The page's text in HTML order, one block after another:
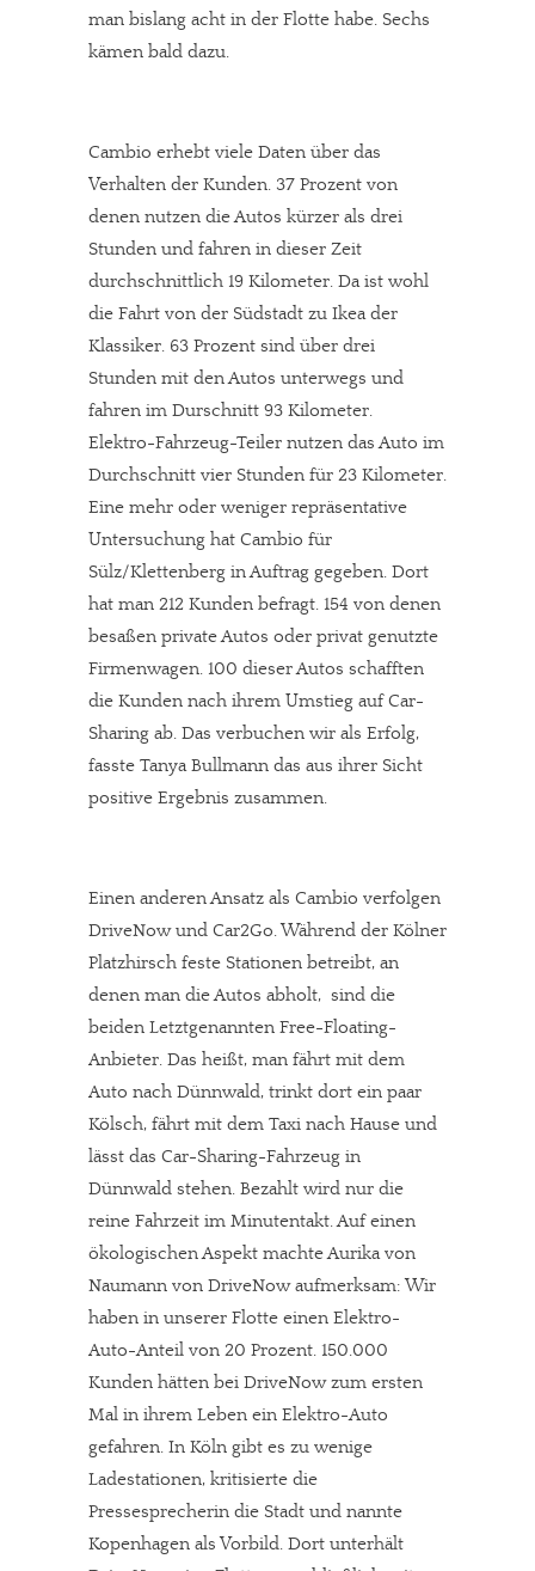
man bislang acht in der Flotte habe. Sechs
kämen bald dazu.
Cambio erhebt viele Daten über das
Verhalten der Kunden. 37 Prozent von
denen nutzen die Autos kürzer als drei
Stunden und fahren in dieser Zeit
durchschnittlich 19 Kilometer. Da ist wohl
die Fahrt von der Südstadt zu Ikea der
Klassiker. 63 Prozent sind über drei
Stunden mit den Autos unterwegs und
fahren im Durschnitt 93 Kilometer.
Elektro-Fahrzeug-Teiler nutzen das Auto im
Durchschnitt vier Stunden für 23 Kilometer.
Eine mehr oder weniger repräsentative
Untersuchung hat Cambio für
Sülz/Klettenberg in Auftrag gegeben. Dort
hat man 212 Kunden befragt. 154 von denen
besaßen private Autos oder privat genutzte
Firmenwagen. 100 dieser Autos schafften
die Kunden nach ihrem Umstieg auf Car-
Sharing ab. Das verbuchen wir als Erfolg,
fasste Tanya Bullmann das aus ihrer Sicht
positive Ergebnis zusammen.
Einen anderen Ansatz als Cambio verfolgen
DriveNow und Car2Go. Während der Kölner
Platzhirsch feste Stationen betreibt, an
denen man die Autos abholt, sind die
beiden Letztgenannten Free-Floating-
Anbieter. Das heißt, man fährt mit dem
Auto nach Dünnwald, trinkt dort ein paar
Kölsch, fährt mit dem Taxi nach Hause und
lässt das Car-Sharing-Fahrzeug in
Dünnwald stehen. Bezahlt wird nur die
reine Fahrzeit im Minutentakt. Auf einen
ökologischen Aspekt machte Aurika von
Naumann von DriveNow aufmerksam: Wir
haben in unserer Flotte einen Elektro-
Auto-Anteil von 20 Prozent. 150.000
Kunden hätten bei DriveNow zum ersten
Mal in ihrem Leben ein Elektro-Auto
gefahren. In Köln gibt es zu wenige
Ladestationen, kritisierte die
Pressesprecherin die Stadt und nannte
Kopenhagen als Vorbild. Dort unterhält